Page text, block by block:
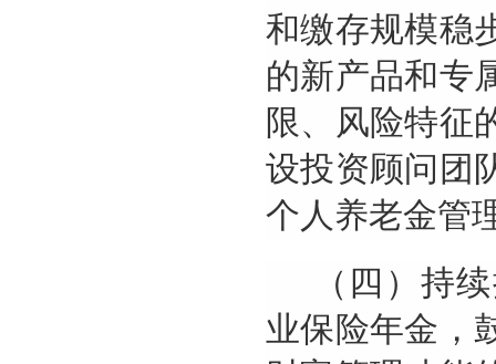
和缴存规模稳
的新产品和专
限、风险特征
设投资顾问团
个人养老金管
（四）持
业保险年金，